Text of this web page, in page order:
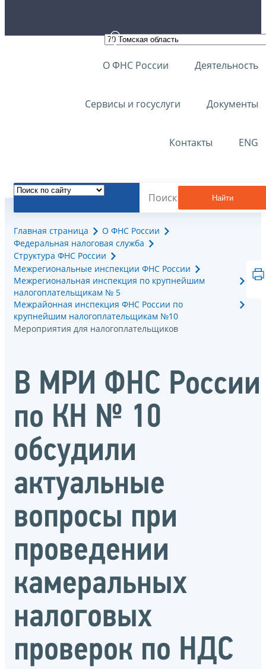
О ФНС России Деятельность
Сервисы и госуслуги Документы
Контакты ENG
Найти
Главная страница
О ФНС России
Федеральная налоговая служба
Структура ФНС России
Межрегиональные инспекции ФНС России
Межрегиональная инспекция по крупнейшим
налогоплательщикам № 5
Межрайонная инспекция ФНС России по
крупнейшим налогоплательщикам №10
Мероприятия для налогоплательщиков
В МРИ ФНС России
по КН № 10
обсудили
актуальные
вопросы при
проведении
камеральных
налоговых
проверок по НДС